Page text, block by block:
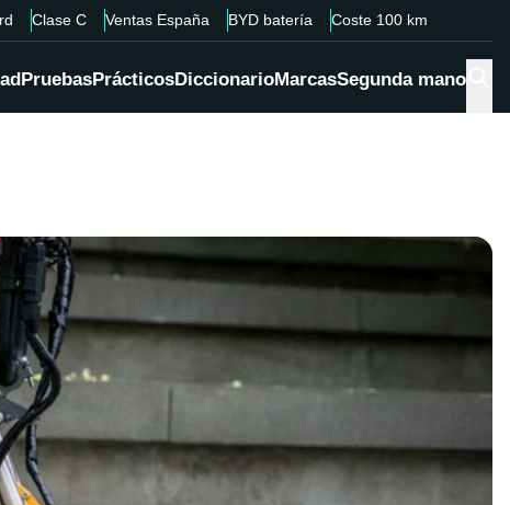
Clase C Ventas España BYD batería Coste 100 km
PruebasPrácticosDiccionarioMarcasSegunda mano